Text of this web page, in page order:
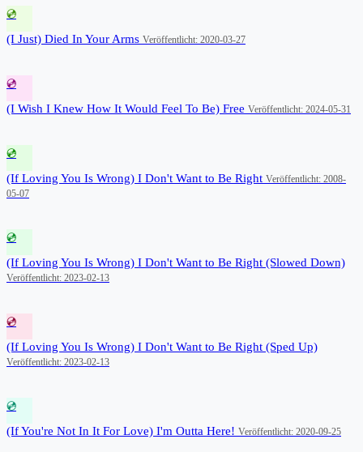
💿
(I Just) Died In Your Arms Veröffentlicht: 2020-03-27
💿
(I Wish I Knew How It Would Feel To Be) Free Veröffentlicht: 2024-05-31
💿
(If Loving You Is Wrong) I Don't Want to Be Right Veröffentlicht: 2008-
05-07
💿
(If Loving You Is Wrong) I Don't Want to Be Right (Slowed Down)
Veröffentlicht: 2023-02-13
💿
(If Loving You Is Wrong) I Don't Want to Be Right (Sped Up)
Veröffentlicht: 2023-02-13
💿
(If You're Not In It For Love) I'm Outta Here! Veröffentlicht: 2020-09-25